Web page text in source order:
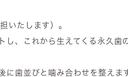
いたします）。
、これから生えてくる永久歯
歯並びと噛み合わせを整えます